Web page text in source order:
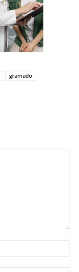
gramado